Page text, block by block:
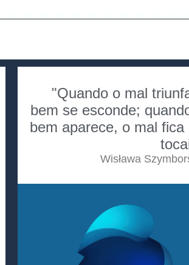
"Quando o mal
bem se esconde;
bem aparece, o mal fica
Wisława